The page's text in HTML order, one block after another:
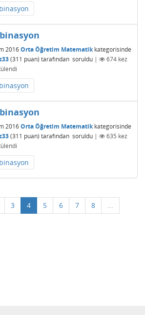
2016 Orta Öğretim Matematikkategorisinde
(311 puan) tarafından soruldu | 674kez
2016 Orta Öğretim Matematikkategorisinde
(311 puan) tarafından soruldu | 635 kez
3 4 5 6 7 8
...